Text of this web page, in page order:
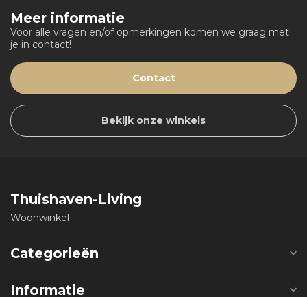
Meer informatie
Voor alle vragen en/of opmerkingen komen we graag met
je in contact!
Contact
Bekijk onze winkels
Thuishaven-Living
Woonwinkel
Categorieën
Informatie